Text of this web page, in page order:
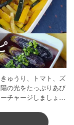
ゅうり、トマト、ズ
の光をたっぷりあび
チャージしましょう